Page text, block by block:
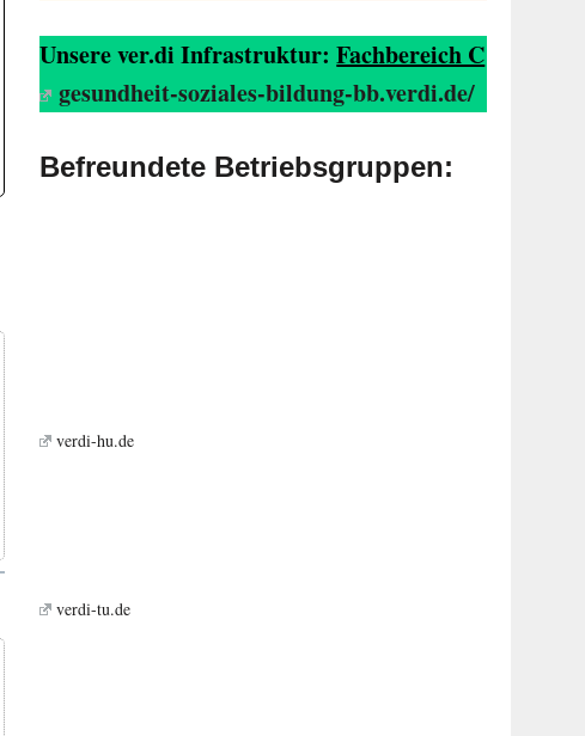
Unsere ver.di Infrastruktur:Fachbereich C
gesundheit-soziales-bildung-bb.verdi.de/
Befreundete Betriebsgruppen:
verdi-hu.de
verdi-tu.de